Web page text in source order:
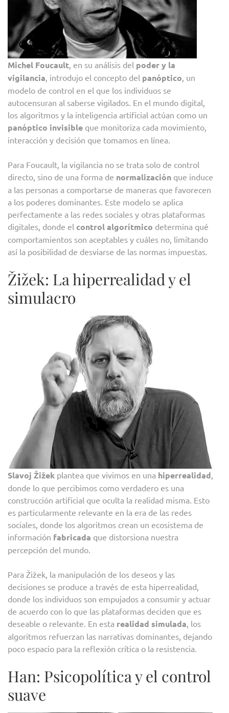
Michel Foucault , en su análisis del poder y la
vigilancia , introdujo el concepto del panóptico , un
modelo de control en el que los individuos se
autocensuran al saberse vigilados. En el mundo digital,
los algoritmos y la inteligencia artificial actúan como un
panóptico invisible que monitoriza cada movimiento,
interacción y decisión que tomamos en línea.
Para Foucault, la vigilancia no se trata solo de control
directo, sino de una forma de normalización que induce
a las personas a comportarse de maneras que favorecen
a los poderes dominantes. Este modelo se aplica
perfectamente a las redes sociales y otras plataformas
digitales, donde el control algorítmico determina qué
comportamientos son aceptables y cuáles no, limitando
así la posibilidad de desviarse de las normas impuestas.
Žižek: La hiperrealidad y el
simulacro
Slavoj Žižek plantea que vivimos en una hiperrealidad
donde lo que percibimos como verdadero es una
construcción artificial que oculta la realidad misma. Esto
es particularmente relevante en la era de las redes
sociales, donde los algoritmos crean un ecosistema de
información fabricada que distorsiona nuestra
percepción del mundo.
Para Žižek, la manipulación de los deseos y las
decisiones se produce a través de esta hiperrealidad,
donde los individuos son empujados a consumir y actuar
de acuerdo con lo que las plataformas deciden que es
deseable o relevante. En esta realidad simulada , los
algoritmos refuerzan las narrativas dominantes, dejando
poco espacio para la reflexión crítica o la resistencia.
Han: Psicopolítica y el control
suave